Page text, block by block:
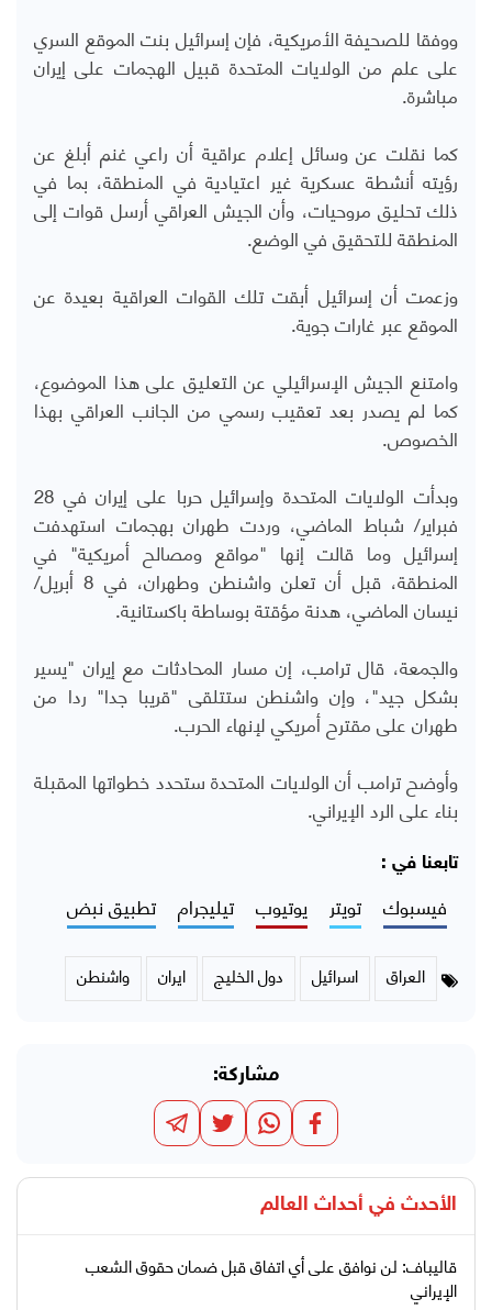
ووفقا للصحيفة الأمريكية، فإن إسرائيل بنت الموقع السري
على علم من الولايات المتحدة قبيل الهجمات على إيران
مباشرة.
كما نقلت عن وسائل إعلام عراقية أن راعي غنم أبلغ عن
رؤيته أنشطة عسكرية غير اعتيادية في المنطقة، بما في
ذلك تحليق مروحيات، وأن الجيش العراقي أرسل قوات إلى
المنطقة للتحقيق في الوضع.
وزعمت أن إسرائيل أبقت تلك القوات العراقية بعيدة عن
الموقع عبر غارات جوية.
وامتنع الجيش الإسرائيلي عن التعليق على هذا الموضوع،
كما لم يصدر بعد تعقيب رسمي من الجانب العراقي بهذا
الخصوص.
وبدأت الولايات المتحدة وإسرائيل حربا على إيران في 28
فبراير/ شباط الماضي، وردت طهران بهجمات استهدفت
إسرائيل وما قالت إنها "مواقع ومصالح أمريكية" في
المنطقة، قبل أن تعلن واشنطن وطهران، في 8 أبريل/
نيسان الماضي، هدنة مؤقتة بوساطة باكستانية.
والجمعة، قال ترامب، إن مسار المحادثات مع إيران "يسير
بشكل جيد"، وإن واشنطن ستتلقى "قريبا جدا" ردا من
طهران على مقترح أمريكي لإنهاء الحرب.
وأوضح ترامب أن الولايات المتحدة ستحدد خطواتها المقبلة
بناء على الرد الإيراني.
تابعنا في :
فيسبوك تويتر يوتيوب تيليجرام تطبيق نبض
العراق اسرائيل دول الخليج ايران واشنطن
مشاركة:
الأحدث في أحداث العالم
قاليباف: لن نوافق على أي اتفاق قبل ضمان حقوق الشعب
الإيراني